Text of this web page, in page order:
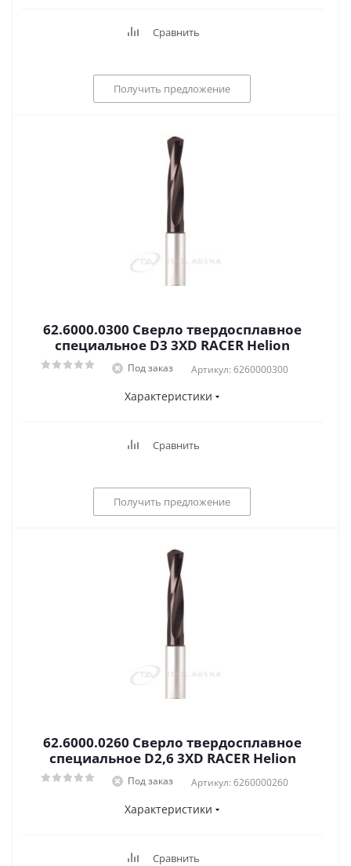
Сравнить
Получить предложение
62.6000.0300 Сверло твердосплавное
специальное D3 3XD RACER Helion
Под заказ Артикул: 6260000300
Характеристики
Сравнить
Получить предложение
62.6000.0260 Сверло твердосплавное
специальное D2,6 3XD RACER Helion
Под заказ Артикул: 6260000260
Характеристики
Сравнить